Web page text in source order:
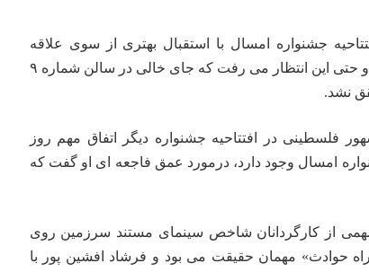
جشنواره امسال با استقبال بهتری از سوی علاقه
مندان به سینمای مستند برگزار شود و حتی این انتظار می رفت که جای خالی در سالن شماره ۹
نشد.
فلسطینی در افتتاحیه جشنواره دیگر اتفاق مهم روز
امسال وجود دارد، درمورد عمق فاجعه ای او گفت که
از کارگردانان شاخص سینمای مستند سرزمین روی
حوادث» مهمان حقیقت می بود و فرشاد افشین پور با